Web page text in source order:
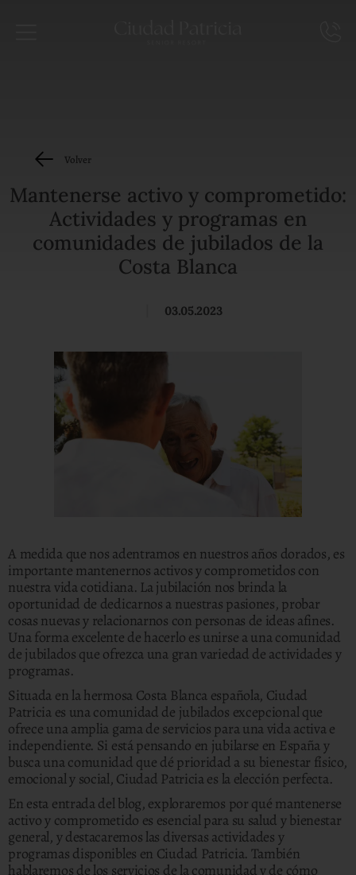
Volver
Mantenerse activo y comprometido:
Actividades y programas en
comunidades de jubilados de la
Costa Blanca
03.05.2023
A medida que nos adentramos en nuestros años dorados, es
importante mantenernos activos y comprometidos con
nuestra vida cotidiana. La jubilación nos brinda la
oportunidad de dedicarnos a nuestras pasiones, probar
cosas nuevas y relacionarnos con personas de ideas afines.
Una forma excelente de hacerlo es unirse a una comunidad
de jubilados que ofrezca una gran variedad de actividades y
programas.
Situada en la hermosa Costa Blanca española, Ciudad
Patricia es una comunidad de jubilados excepcional que
ofrece una amplia gama de servicios para una vida activa e
independiente. Si está pensando en jubilarse en España y
busca una comunidad que dé prioridad a su bienestar físico,
emocional y social, Ciudad Patricia es la elección perfecta.
En esta entrada del blog, exploraremos por qué mantenerse
activo y comprometido es esencial para su salud y bienestar
general, y destacaremos las diversas actividades y
programas disponibles en Ciudad Patricia. También
hablaremos de los servicios de la comunidad y de cómo